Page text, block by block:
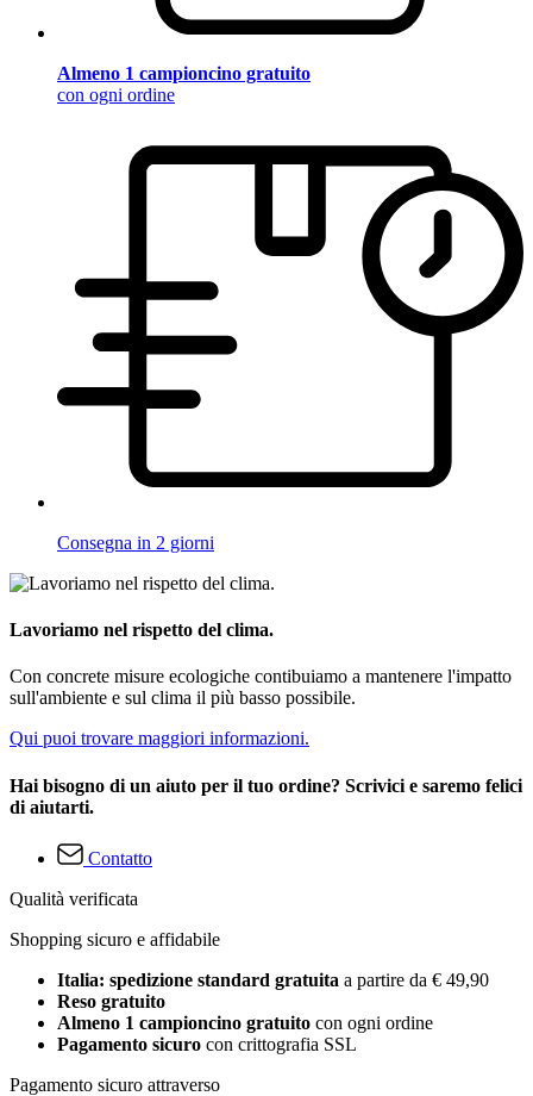
Almeno 1 campioncino gratuito
con ogni ordine
Consegna in 2 giorni
Lavoriamo nel rispetto del clima.
Con concrete misure ecologiche contibuiamo a mantenere l'impatto
sull'ambiente e sul clima il più basso possibile.
Qui puoi trovare maggiori informazioni.
Hai bisogno di un aiuto per il tuo ordine? Scrivici e saremo felici
di aiutarti.
Contatto
Qualità verificata
Shopping sicuro e affidabile
Italia: spedizione standard gratuita a partire da € 49,90
Reso gratuito
Almeno 1 campioncino gratuito con ogni ordine
Pagamento sicuro con crittografia SSL
Pagamento sicuro attraverso